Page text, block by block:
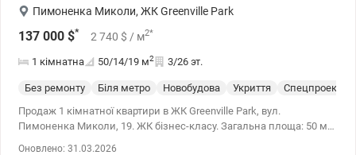
Пимоненка Миколи, ЖК Greenville Park
137 000 $* 2 740 $ / м2*
1 кімнатна 50/14/19 м2 3/26 эт.
Без ремонту Біля метро Новобудова Укриття Спецпроект
Продаж 1 кімнатної квартири в ЖК Greenville Park, вул.
Пимоненка Миколи, 19. ЖК бізнес-класу. Загальна площа: 50 м².
Оновлено: 31.03.2026